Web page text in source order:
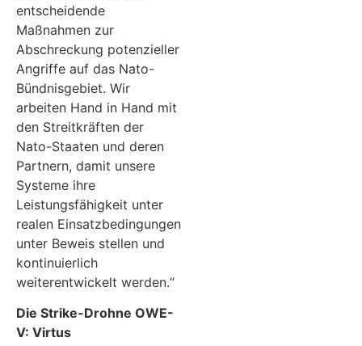
entscheidende
Maßnahmen zur
Abschreckung potenzieller
Angriffe auf das Nato-
Bündnisgebiet. Wir
arbeiten Hand in Hand mit
den Streitkräften der
Nato-Staaten und deren
Partnern, damit unsere
Systeme ihre
Leistungsfähigkeit unter
realen Einsatzbedingungen
unter Beweis stellen und
kontinuierlich
weiterentwickelt werden.“
Die Strike-Drohne OWE-
V: Virtus